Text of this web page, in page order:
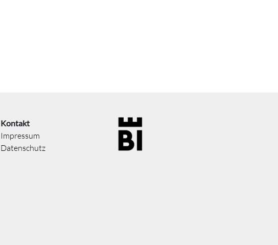
Kontakt
Impressum
Datenschutz